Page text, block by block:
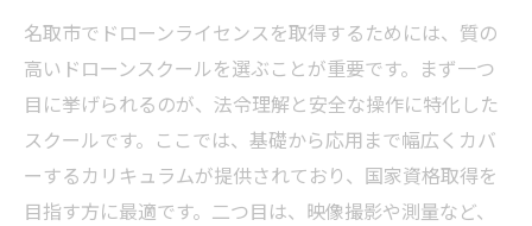
名取市のドローンスクールが提供する最新
機材の利点
実技講習で活かされる最新技術
最新技術を学ぶことで広がる活用の可能性
名取市のドローンスクールでの技術研修の
内容
名取市でドローンライセンスを取得するためには、質の
高いドローンスクールを選ぶことが重要です。まず一つ
目に挙げられるのが、法令理解と安全な操作に特化した
スクールです。ここでは、基礎から応用まで幅広くカバ
ーするカリキュラムが提供されており、国家資格取得を
目指す方に最適です。二つ目は、映像撮影や測量など、